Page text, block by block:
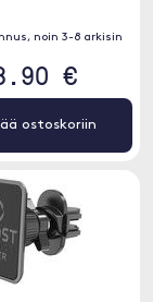
noin 3-8 arkisin
€
ostoskoriin